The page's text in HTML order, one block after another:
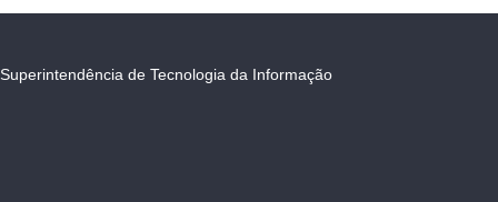
Superintendência de Tecnologia da Informação